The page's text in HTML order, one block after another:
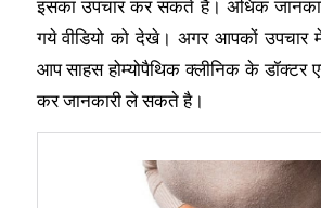
इसका उपचार कर सकते है। अधिक
गये वीडियो को देखे। अगर आपकों उपचार
आप साहस होम्योपैथिक क्लीनिक के डॉक्टर
कर जानकारी ले सकते है।